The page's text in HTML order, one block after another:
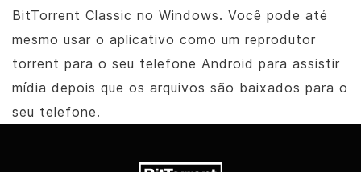
BitTorrent Classic no Windows. Você pode até
mesmo usar o aplicativo como um reprodutor
torrent para o seu telefone Android para assistir
mídia depois que os arquivos são baixados para o
seu telefone.